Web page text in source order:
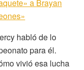
a Brayan
habló de lo
para él.
vivió esa lucha